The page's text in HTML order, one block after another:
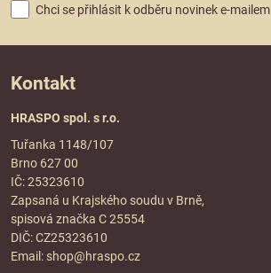
Chci se přihlásit k odběru novinek e-mailem
Kontakt
HRASPO spol. s r.o.
Tuřanka 1148/107
Brno 627 00
IČ: 25323610
Zapsaná u Krajského soudu v Brně,
spisová značka C 25554
DIČ: CZ25323610
Email: shop@hraspo.cz